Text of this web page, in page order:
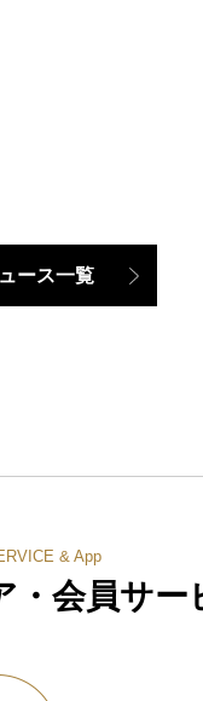
ース一覧
& App
会員サー